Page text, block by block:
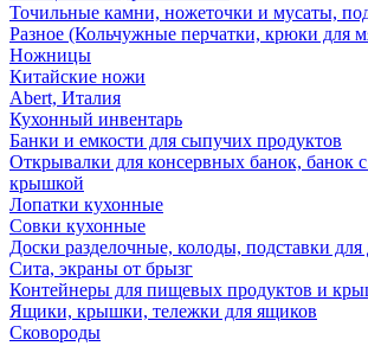
Точильные камни, ножеточки и мусаты,
Разное (Кольчужные перчатки, крюки для
Ножницы
Китайские ножи
Abert, Италия
Кухонный инвентарь
Банки и емкости для сыпучих продуктов
Открывалки для консервных банок, банок
крышкой
Лопатки кухонные
Совки кухонные
Доски разделочные, колоды, подставки для
Сита, экраны от брызг
Контейнеры для пищевых продуктов и
Ящики, крышки, тележки для ящиков
Сковороды